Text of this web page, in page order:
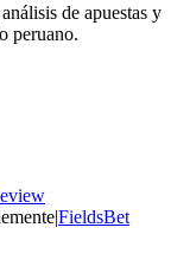
de apuestas y
peruano.
|FieldsBet